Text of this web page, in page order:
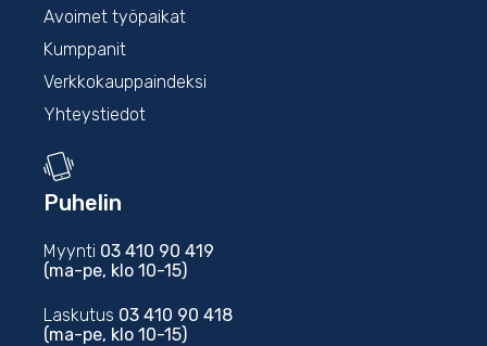
Avoimet työpaikat
Kumppanit
Verkkokauppaindeksi
Yhteystiedot
Puhelin
Myynti 03 410 90 419
(ma-pe, klo 10-15)
Laskutus 03 410 90 418
(ma-pe, klo 10-15)